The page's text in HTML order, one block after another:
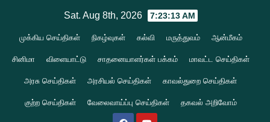
content
Sat. Aug 8th, 2026 7:23:13 AM
முக்கிய செய்திகள் நிகழ்வுகள் கல்வி மருத்துவம் ஆன்மீகம்
சினிமா விளையாட்டு சாதனையாளர்கள் பக்கம் மாவட்ட செய்திகள்
அரசு செய்திகள் அரசியல் செய்திகள் காவல்துறை செய்திகள்
குற்ற செய்திகள் வேலைவாய்ப்பு செய்திகள் தகவல் அறிவோம்